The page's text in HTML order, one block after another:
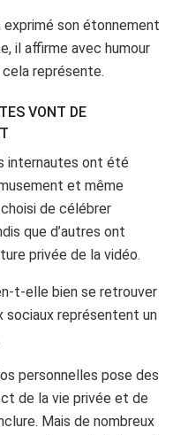
exprimé son étonnement
il affirme avec humour
représente.
VONT DE
internautes ont été
et même
de célébrer
que d’autres ont
privée de la vidéo.
t-elle bien se retrouver
sociaux représentent un
personnelles pose des
de la vie privée et de
Mais de nombreux